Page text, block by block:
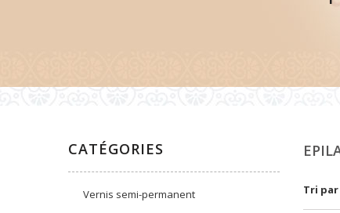
CATÉGORIES
Vernis semi-permanent Tri